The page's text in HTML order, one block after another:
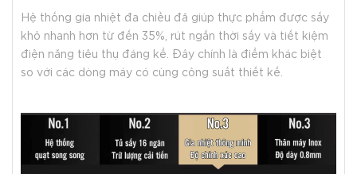
Hệ thống gia nhiệt đa chiều đã giúp thực phẩm được sấy
khô nhanh hơn từ đến 35%, rút ngắn thời sấy và tiết kiệm
điện năng tiêu thụ đáng kể. Đây chính là điểm khác biệt
so với các dòng máy có cùng công suất thiết kế.